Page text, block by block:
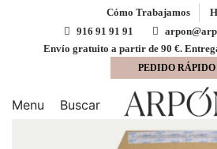
Cómo Trabajamos
916 91 91 91
Envío gratuito a partir de 90 €.
PEDIDO RÁPIDO
Menu Buscar
Bolsa 250x353
kraft 90 gms